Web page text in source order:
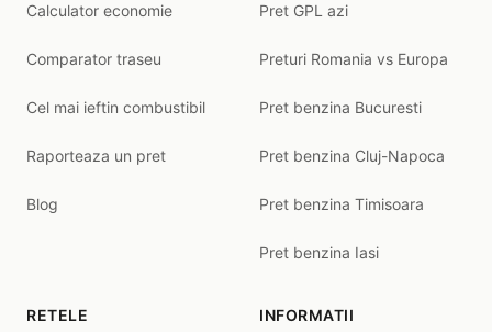
Calculator economie
Comparator traseu
Cel mai ieftin combustibil
Raporteaza un pret
Blog
Pret GPL azi
Preturi Romania vs Europa
Pret benzina Bucuresti
Pret benzina Cluj-Napoca
Pret benzina Timisoara
Pret benzina Iasi
RETELE INFORMATII